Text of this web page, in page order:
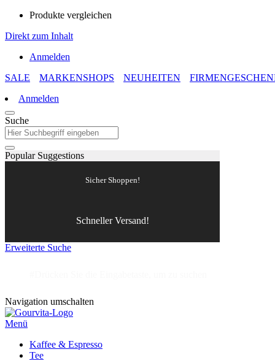
Produkte vergleichen
Direkt zum Inhalt
Anmelden
SALE
MARKENSHOPS NEUHEITEN
Anmelden
Suche
Popular Suggestions
Sicher Shoppen!
Schneller Versand!
Erweiterte Suche
Navigation umschalten
Menü
Kaffee & Espresso
Tee